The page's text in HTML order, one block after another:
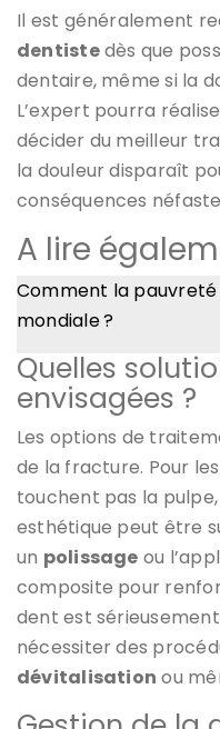
Il est généralement
dentistedès que
dentaire, même si la
L’expert pourra
décider du meilleur
la douleur disparaît
conséquences
A lire
Comment la
mondiale ?
Quelles
envisagées ?
Les options de
de la fracture. Pour les
touchent pas la
esthétique peut être
un polissage ou
composite pour
dent est
nécessiter des
dévitalisation ou